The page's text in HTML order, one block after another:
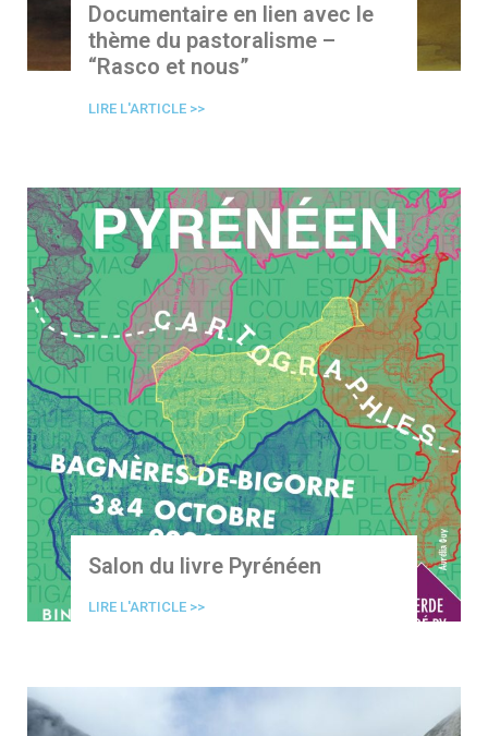
Documentaire en lien avec le
thème du pastoralisme –
“Rasco et nous”
LIRE L'ARTICLE >>
Salon du livre Pyrénéen
LIRE L'ARTICLE >>